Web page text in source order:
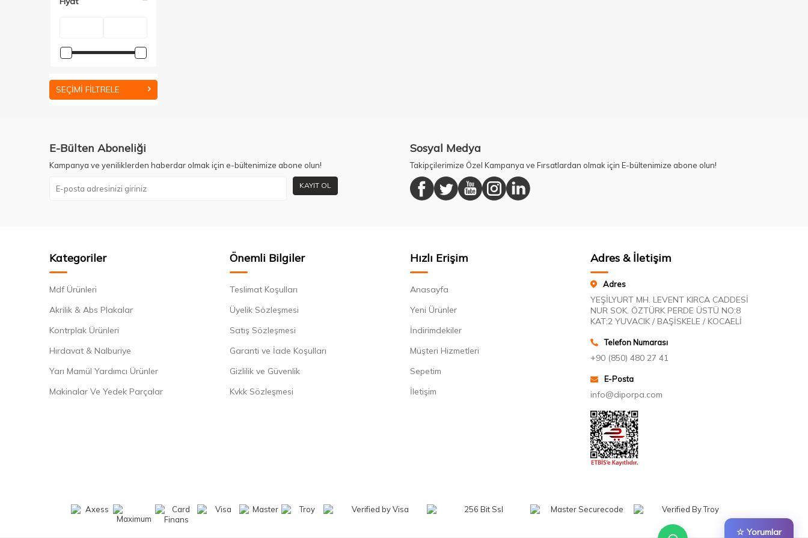
☆ Yorumlar
SEÇIMI FILTRELE
E-Bülten Aboneliği
Kampanya ve yeniliklerden haberdar olmak için e-bültenimize abone olun!
KAYIT OL
Sosyal Medya
Takipçilerimize Özel Kampanya ve Fırsatlardan olmak için E-bültenimize abone olun!
Kategoriler
Mdf Ürünleri
Akrilik & Abs Plakalar
Kontrplak Ürünleri
Hırdavat & Nalburiye
Yarı Mamül Yardımcı Ürünler
Makinalar Ve Yedek Parçalar
Önemli Bilgiler
Teslimat Koşulları
Üyelik Sözleşmesi
Satış Sözleşmesi
Garanti ve İade Koşulları
Gizlilik ve Güvenlik
Kvkk Sözleşmesi
Hızlı Erişim
Anasayfa
Yeni Ürünler
İndirimdekiler
Müşteri Hizmetleri
Sepetim
İletişim
Adres & İletişim
Adres
YEŞİLYURT MH. LEVENT KIRCA CADDESİ
NUR SOK. ÖZTÜRK PERDE ÜSTÜ NO:8
KAT:2 YUVACIK / BAŞİSKELE / KOCAELİ
Telefon Numarası
+90 (850) 480 27 41
E-Posta
info@diporpa.com